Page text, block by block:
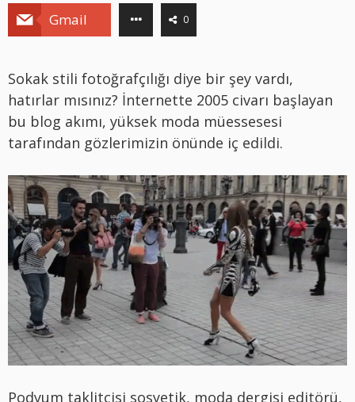
Gmail 0
Sokak stili fotoğrafçılığı diye bir şey vardı,
hatırlar mısınız? İnternette 2005 civarı başlayan
bu blog akımı, yüksek moda müessesesi
tarafından gözlerimizin önünde iç edildi.
Podyum taklitçisi sosyetik, moda dergisi editörü,